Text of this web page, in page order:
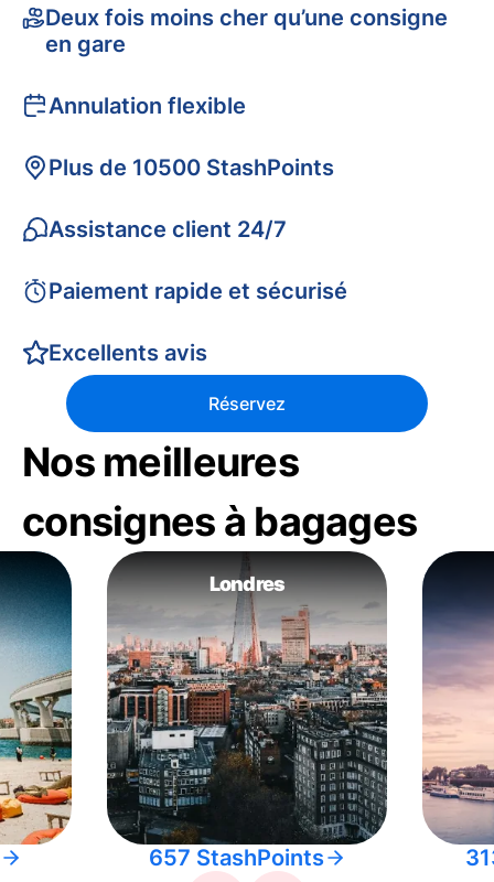
Deux fois moins cher qu’une consigne
en gare
Annulation flexible
Plus de 10500 StashPoints
Assistance client 24/7
Paiement rapide et sécurisé
Excellents avis
Réservez
Nos meilleures
consignes à bagages
Londres
657 StashPoints